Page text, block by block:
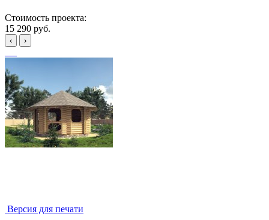
Стоимость проекта:
15 290 руб.
‹ ›
Версия для печати